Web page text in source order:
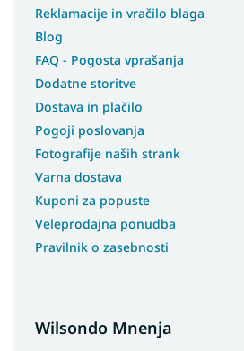
Reklamacije in vračilo blaga
Blog
FAQ - Pogosta vprašanja
Dodatne storitve
Dostava in plačilo
Pogoji poslovanja
Fotografije naših strank
Varna dostava
Kuponi za popuste
Veleprodajna ponudba
Pravilnik o zasebnosti
Wilsondo Mnenja